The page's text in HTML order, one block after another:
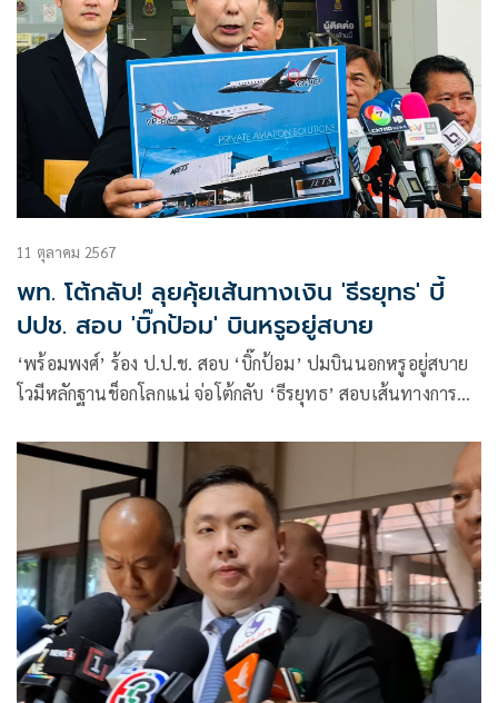
11 ตุลาคม 2567
พท. โต้กลับ! ลุยคุ้ยเส้นทางเงิน 'ธีรยุทธ' บี้
ปปช. สอบ 'บิ๊กป้อม' บินหรูอยู่สบาย
‘พร้อมพงศ์’ ร้อง ป.ป.ช. สอบ ‘บิ๊กป้อม’ ปมบินนอกหรูอยู่สบาย
โวมีหลักฐานช็อกโลกแน่ จ่อโต้กลับ ‘ธีรยุทธ’ สอบเส้นทางการ